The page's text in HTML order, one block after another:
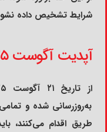
شرایط تشخیص داده
آپدیت آگوست ۲۰۲۵
به‌روزرسانی شده و
طریق اقدام می‌کنند،